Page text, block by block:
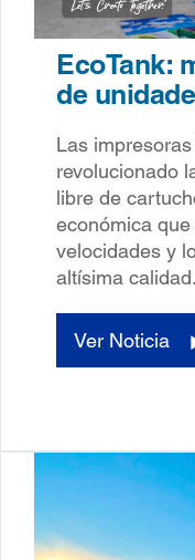
EcoTank:
de
Las
revolucionado
libre de
económica
velocidades y
altísima calidad.
Ver Noticia